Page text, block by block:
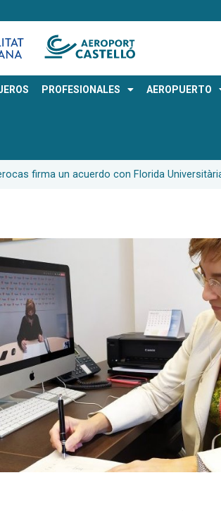
PROFESIONALES AEROPUERTO
firma un acuerdo con Florida